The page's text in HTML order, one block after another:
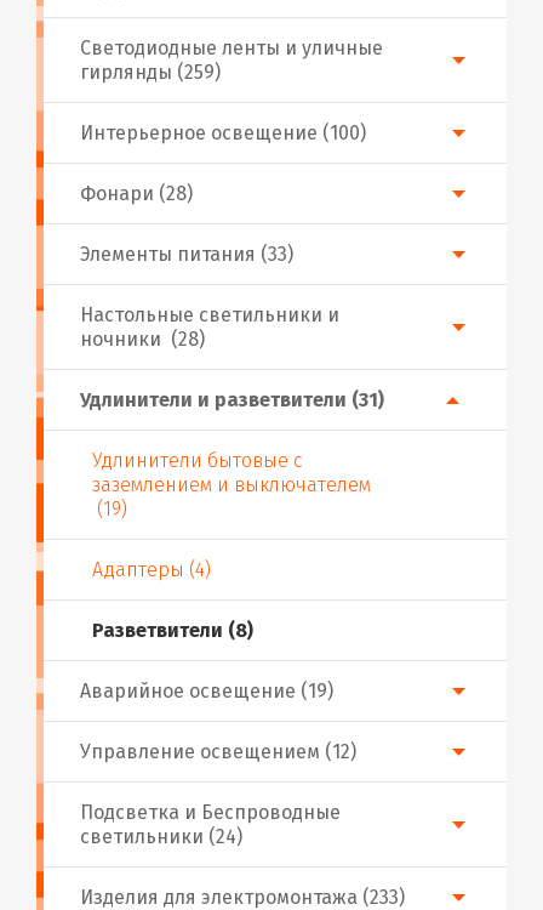
Фонари (28)
Аварийное освещение (19)
Настольные светильники и
ночники (28)
Подсветка и Беспроводные
светильники (24)
Интерьерное освещение (100)
Изделия для электромонтажа (233)
Светодиодные ленты и уличные
гирлянды (259)
Удлинители и разветвители (31)
Удлинители бытовые с
заземлением и выключателем
(19)
Адаптеры (4)
Разветвители (8)
Управление освещением (12)
Элементы питания (33)